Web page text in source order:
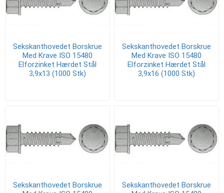
Sekskanthovedet Borskrue
Med Krave ISO 15480
Elforzinket Hærdet Stål
3,9x13 (1000 Stk)
Sekskanthovedet Borskrue
Med Krave ISO 15480
Elforzinket Hærdet Stål
3,9x16 (1000 Stk)
Sekskanthovedet Borskrue
Sekskanthovedet Borskrue